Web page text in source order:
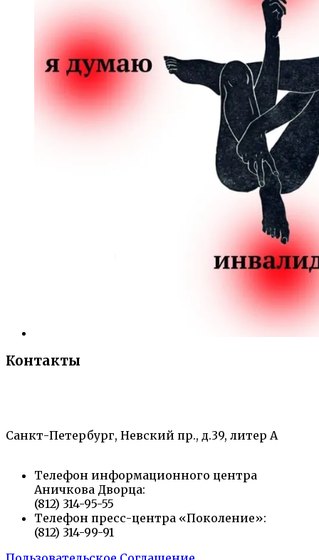
Контакты
Санкт-Петербург, Невский пр., д.39, литер А
Телефон информационного центра
Аничкова Дворца:
(812) 314-95-55
Телефон пресс-центра «Поколение»:
(812) 314-99-91